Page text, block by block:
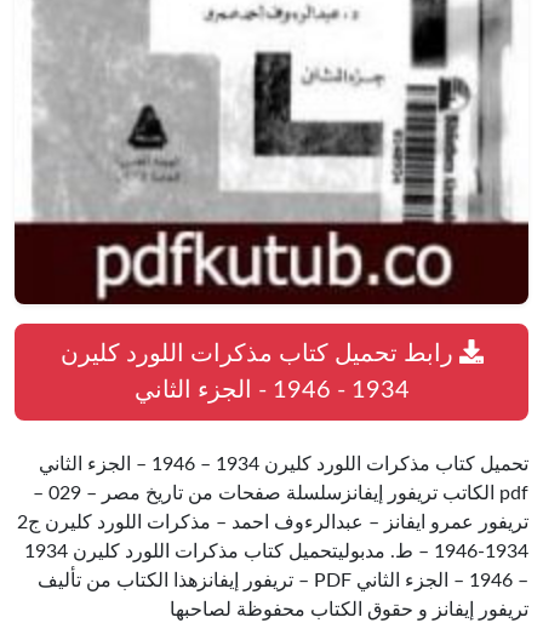
رابط تحميل كتاب مذكرات اللورد كليرن
1934 - 1946 - الجزء الثاني
تحميل كتاب مذكرات اللورد كليرن 1934 – 1946 – الجزء الثاني
pdf الكاتب تريفور إيفانزسلسلة صفحات من تاريخ مصر – 029 –
تريفور عمرو ايفانز – عبدالرءوف احمد – مذكرات اللورد كليرن ج2
1934-1946 – ط. مدبوليتحميل كتاب مذكرات اللورد كليرن 1934
– 1946 – الجزء الثاني PDF – تريفور إيفانزهذا الكتاب من تأليف
تريفور إيفانز و حقوق الكتاب محفوظة لصاحبها